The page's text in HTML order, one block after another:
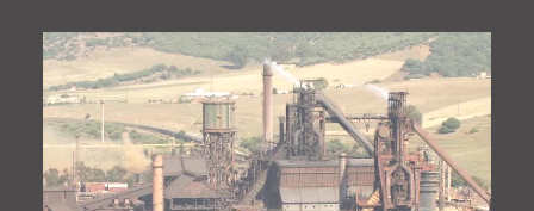
PAYS
CARTE